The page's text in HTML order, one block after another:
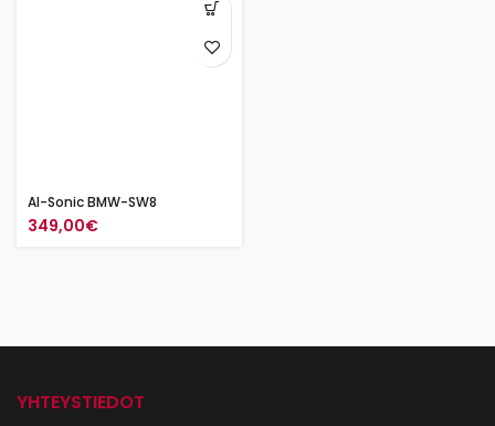
AI-Sonic BMW-SW8
349,00€
YHTEYSTIEDOT